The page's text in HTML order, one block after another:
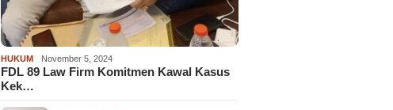
HUKUM November 5, 2024
FDL 89 Law Firm Komitmen Kawal Kasus
Kek…